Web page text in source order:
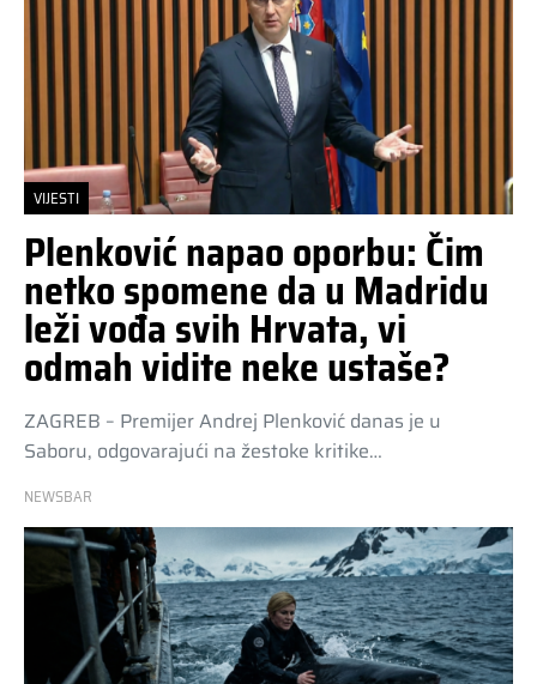
VIJESTI
Plenković napao oporbu: Čim
netko spomene da u Madridu
leži vođa svih Hrvata, vi
odmah vidite neke ustaše?
ZAGREB – Premijer Andrej Plenković danas je u
Saboru, odgovarajući na žestoke kritike…
NEWSBAR